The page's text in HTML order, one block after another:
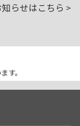
らせはこちら >
す。